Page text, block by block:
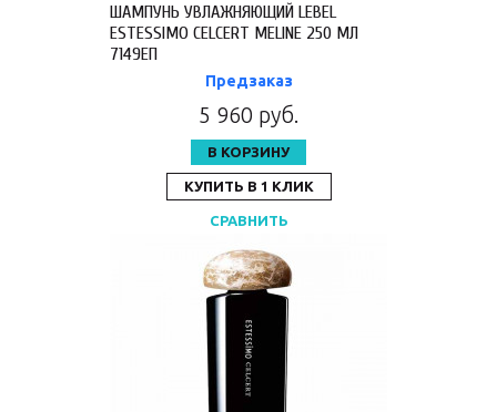
ШАМПУНЬ УВЛАЖНЯЮЩИЙ LEBEL
ESTESSIMO CELCERT MELINE 250 МЛ
7149ЕП
Предзаказ
5 960 руб.
В КОРЗИНУ
КУПИТЬ В 1 КЛИК
СРАВНИТЬ